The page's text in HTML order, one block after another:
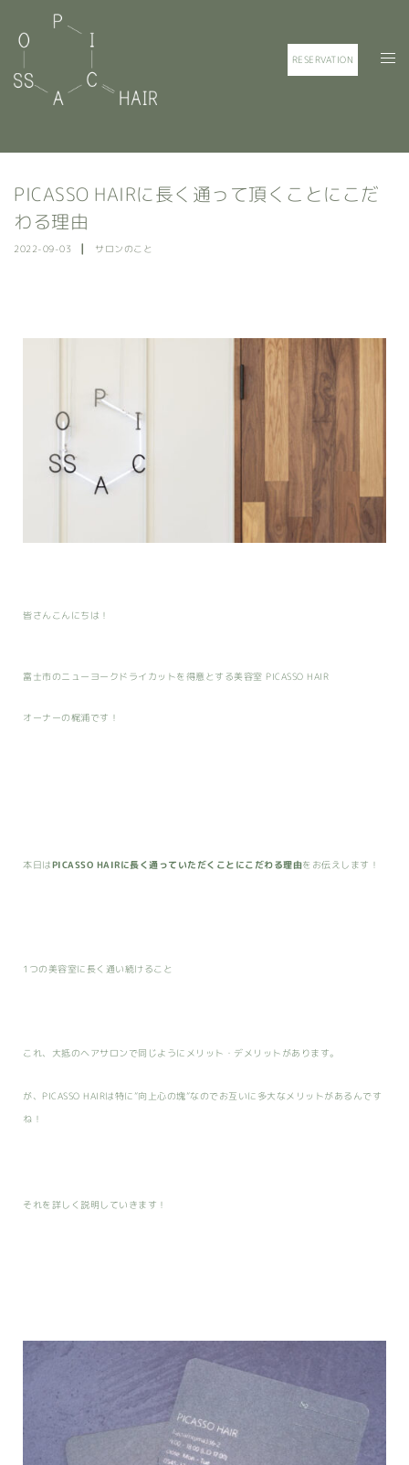
RESERVATION
PICASSO HAIRに長く通って頂くことにこだ
わる理由
2022-09-03 サロンのこと
皆さんこんにちは！
富士市のニューヨークドライカットを得意とする美容室 PICASSO HAIR
オーナーの梶浦です！
本日はPICASSO HAIRに長く通っていただくことにこだわる理由をお伝えします！
1つの美容室に長く通い続けること
これ、大抵のヘアサロンで同じようにメリット・デメリットがあります。
が、PICASSO HAIRは特に”向上心の塊”なのでお互いに多大なメリットがあるんです
ね！
それを詳しく説明していきます！